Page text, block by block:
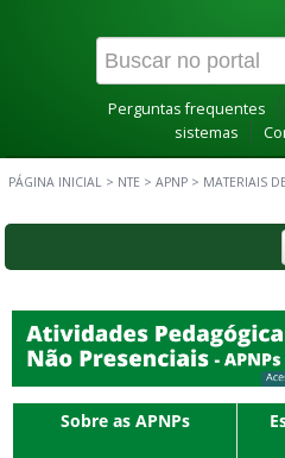
Perguntas frequentes
sistemas
PÁGINA INICIAL > NTE > APNP > MATERIAIS
Sobre as APNPs